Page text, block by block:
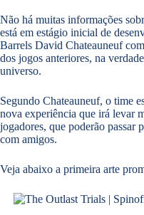
Não há muitas informações
está em estágio inicial de
Barrels David Chateauneuf
dos jogos anteriores, na
universo.
Segundo Chateauneuf, o time
nova experiência que irá levar
jogadores, que poderão passar
com amigos.
Veja abaixo a primeira arte